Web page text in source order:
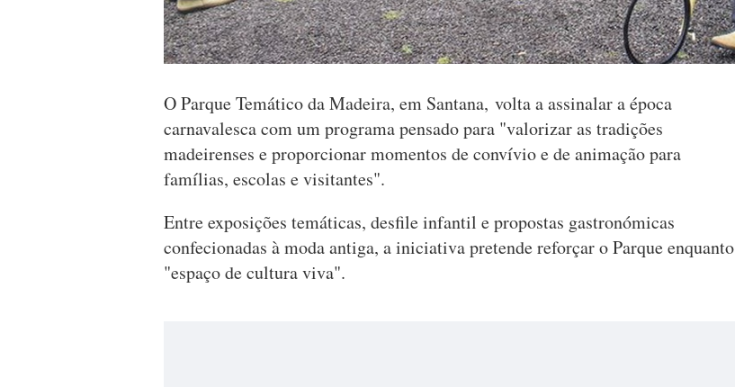
O Parque Temático da Madeira, em Santana, volta a assinalar a época
carnavalesca com um programa pensado para "valorizar as tradições
madeirenses e proporcionar momentos de convívio e de animação para
famílias, escolas e visitantes".
Entre exposições temáticas, desfile infantil e propostas gastronómicas
confecionadas à moda antiga, a iniciativa pretende reforçar o Parque enquanto
"espaço de cultura viva".